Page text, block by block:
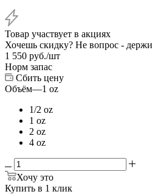
Товар участвует в акциях
Хочешь скидку? Не вопрос - держи
1 550 руб./шт
Норм запас
Сбить цену
Объём—1 oz
1/2 oz
1 oz
2 oz
4 oz
Хочу это
Купить в 1 клик